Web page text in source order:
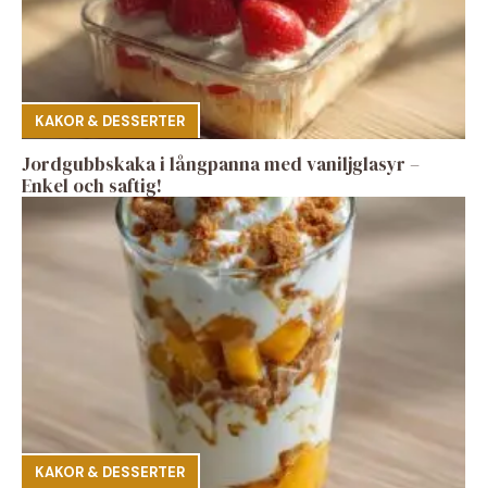
KAKOR & DESSERTER
Jordgubbskaka i långpanna med vaniljglasyr –
Enkel och saftig!
KAKOR & DESSERTER